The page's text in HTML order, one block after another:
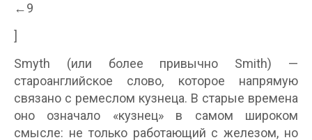
←9
]
Smyth (или более привычно Smith) —
староанглийское слово, которое напрямую
связано с ремеслом кузнеца. В старые времена
оно означало «кузнец» в самом широком
смысле: не только работающий с железом, но